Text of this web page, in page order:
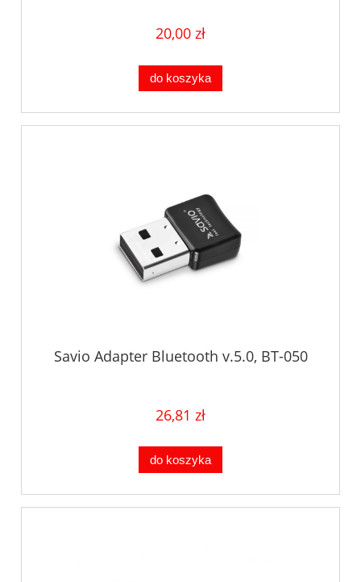
20,00 zł
do koszyka
Savio Adapter Bluetooth v.5.0, BT-050
26,81 zł
do koszyka